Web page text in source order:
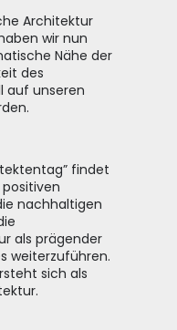
Architektur
wir nun
Nähe der
des
auf unseren
findet
nachhaltigen
als prägender
weiterzuführen.
sich als